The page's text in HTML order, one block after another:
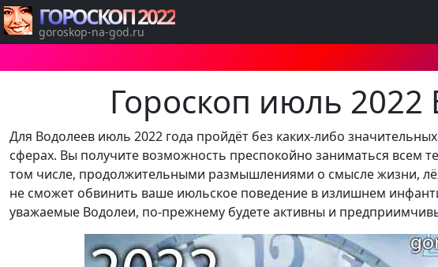
Гороскоп июль 2022
Для Водолеев июль 2022 года пройдёт без каких-либо
сферах. Вы получите возможность преспокойно заниматься всем
том числе, продолжительными размышлениями о смысле жизни,
не сможет обвинить ваше июльское поведение в излишнем
уважаемые Водолеи, по-прежнему будете активны и
ГОРОСКОП 2022
goroskop-na-god.ru